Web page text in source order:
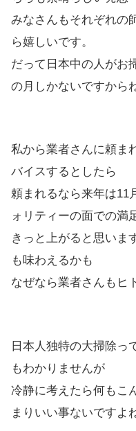
みなさんもそれぞれの
ら嬉しいです。
だって日本中の人がお
の月しかないですから
私から業者さんに頼ま
バイスするとしたら
頼まれるなら来年は11
ォリティーの面での満
きっと上がると思いま
も味わえるかも
なぜなら業者さんもヒ
日本人独特の大掃除っ
もわかりませんが
冷静に考えたら何もこ
まりいい事ないですよ